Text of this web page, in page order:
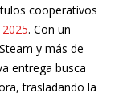
cooperativos
. Con un
y más de
entrega busca
trasladando la